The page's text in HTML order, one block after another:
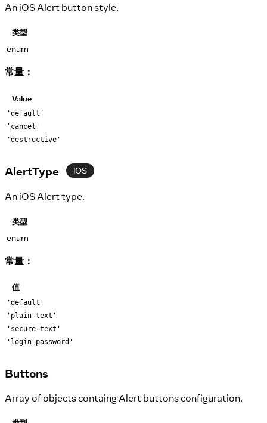
An iOS Alert button style.
类型
enum
常量：
Value
'default'
'cancel'
'destructive'
AlertType iOS
An iOS Alert type.
类型
enum
常量：
值
'default'
'plain-text'
'secure-text'
'login-password'
Buttons
Array of objects containg Alert buttons configuration.